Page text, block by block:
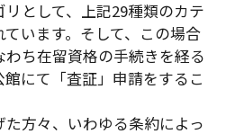
として、上記29種類のカテ
います。そして、この場合
ち在留資格の手続きを経る
にて「査証」申請をするこ
方々、いわゆる条約によっ